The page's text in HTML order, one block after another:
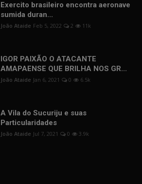
Exercito brasileiro encontra aeronave
sumida duran...
João Ataide Feb 5, 2022 2 11k
IGOR PAIXÃO O ATACANTE
AMAPAENSE QUE BRILHA NOS GR...
João Ataide Jan 6, 2021 0 6.5k
A Vila do Sucuriju e suas
Particularidades
João Ataide Jul 7, 2021 0 3.9k